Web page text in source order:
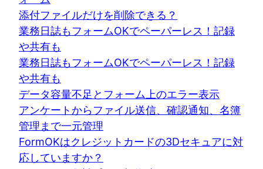
添付ファイルだけを削除できる？
業務日誌もフォームOKでペーパーレス！記録
や共有も
業務日誌もフォームOKでペーパーレス！記録
や共有も
データ容量不足とフォーム上のエラー表示
アンケートからファイル送信、確認通知、名簿
管理まで一元管理
FormOKはクレジットカードの3Dセキュアに対
応していますか？